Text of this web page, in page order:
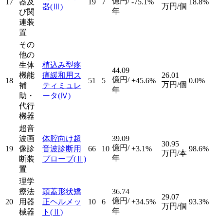
17
器及
び関
連装
置
器(Ⅲ)
19 7
年
-75.1%
万円/個
18.8%
18
その
他の
生体
機能
補
助・
代行
機器
植込み型疼
痛緩和用ス
ティミュレ
ータ(Ⅳ)
51 5
44.09
億円/
年
+45.6%
26.01
万円/個 0.0%
19
超音
波画
像診
断装
置
体腔向け超
音波診断用
プローブ(Ⅱ)
66 10
39.09
億円/
年
+3.1%
30.95
万円/本
98.6%
20
理学
療法
用器
械器
頭蓋形状矯
正ヘルメッ
ト (Ⅱ)
10 6
36.74
億円/
年
+34.5%
29.07
万円/個
93.3%